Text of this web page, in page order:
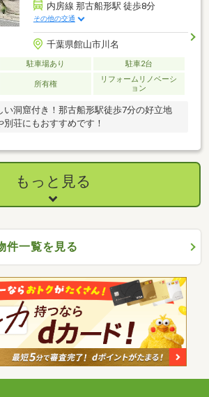
内房線 那古船形駅 徒歩8分
その他の交通
千葉県館山市川名
駐車場あり 駐車2台
所有権
リフォームリノベーシ
ョン
い洞窟付き！那古船形駅徒歩7分の好立地
荘にもおすすめです！
もっと見る
件一覧を見る